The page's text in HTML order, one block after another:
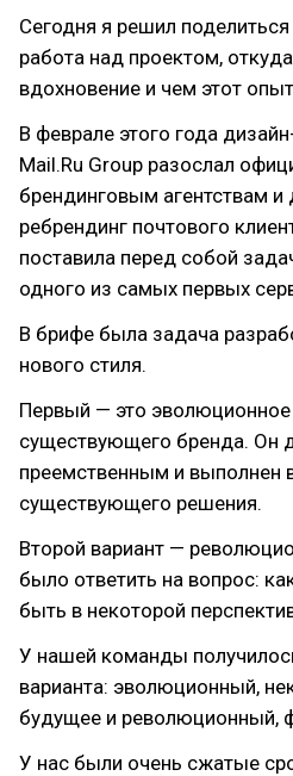
Сегодня я решил
работа над проектом,
вдохновение и чем этот
В феврале этого года
Mail.Ru Group разослал
брендинговым агентствам и
ребрендинг почтового
поставила перед собой
одного из самых первых
В брифе была задача
нового стиля.
Первый — это эволюционное
существующего бренда. Он
преемственным и выполнен
существующего решения.
Второй вариант —
было ответить на вопрос:
быть в некоторой
У нашей команды
варианта: эволюционный,
будущее и революционный,
У нас были очень сжатые